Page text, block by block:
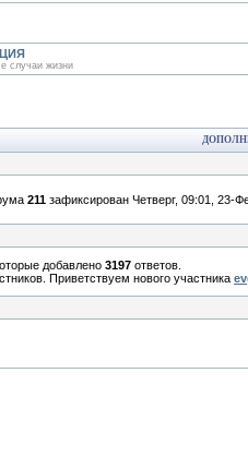
случаи жизни
211 зафиксирован Четверг, 09:01, 23-
добавлено 3197 ответов.
Приветствуем нового участника